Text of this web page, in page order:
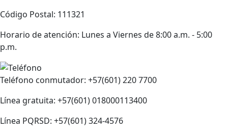
Código Postal: 111321
Horario de atención: Lunes a Viernes de 8:00 a.m. - 5:00
p.m.
Teléfono conmutador: +57(601) 220 7700
Línea gratuita: +57(601) 018000113400
Línea PQRSD: +57(601) 324-4576